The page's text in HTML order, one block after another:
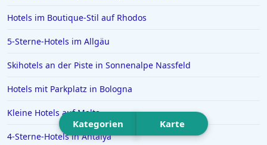
Hotels in Malcesine
Hotels in Antalya
Hotels in Neumünster
Hotels in Mayrhofen
Hotels in Bückeburg
Kategorien Karte
Hotels im Boutique-Stil auf Rhodos
5-Sterne-Hotels im Allgäu
Skihotels an der Piste in Sonnenalpe Nassfeld
Hotels mit Parkplatz in Bologna
Kleine Hotels auf Malta
4-Sterne-Hotels in Antalya